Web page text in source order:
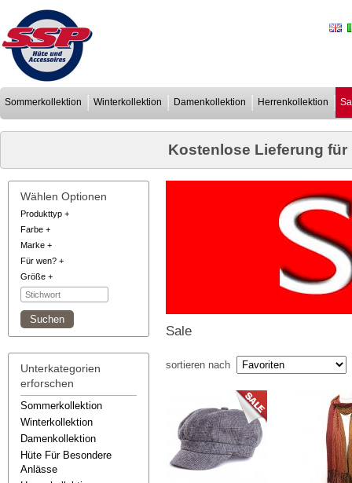
Sommerkollektion Winterkollektion Damenkollektion Herrenkollektion
Kostenlose Lieferung für
Wählen Optionen
Produkttyp +
Farbe +
Marke +
Für wen? +
Größe +
Unterkategorien
erforschen
Sommerkollektion
Winterkollektion
Damenkollektion
Hüte Für Besondere
Anlässe
Sale
sortieren nach